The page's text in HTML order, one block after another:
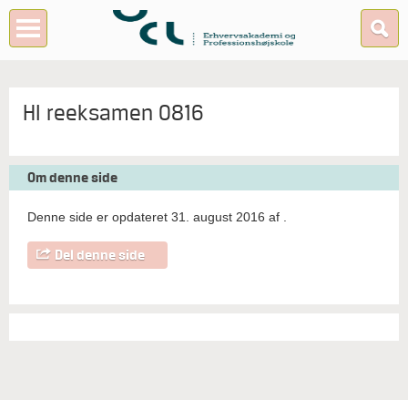
HI reeksamen 0816
Om denne side
Denne side er opdateret 31. august 2016 af
Del denne side